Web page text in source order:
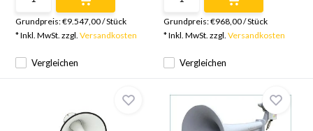
Vergleichen
Grundpreis:€9.547,00/Stück
* Inkl. MwSt. zzgl.Versandkosten
Vergleichen
Grundpreis:€968,00/Stück
* Inkl. MwSt. zzgl. Versandkosten